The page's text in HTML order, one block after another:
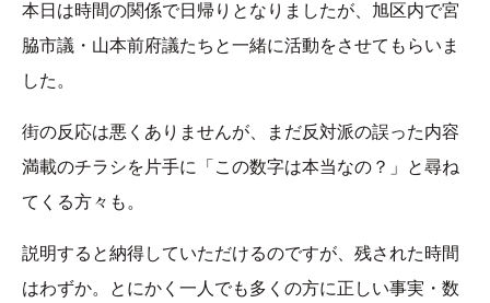
本日は時間の関係で日帰りとなりましたが、旭区内で宮
脇市議・山本前府議たちと一緒に活動をさせてもらいま
した。
街の反応は悪くありませんが、まだ反対派の誤った内容
満載のチラシを片手に「この数字は本当なの？」と尋ね
てくる方々も。
説明すると納得していただけるのですが、残された時間
はわずか。とにかく一人でも多くの方に正しい事実・数